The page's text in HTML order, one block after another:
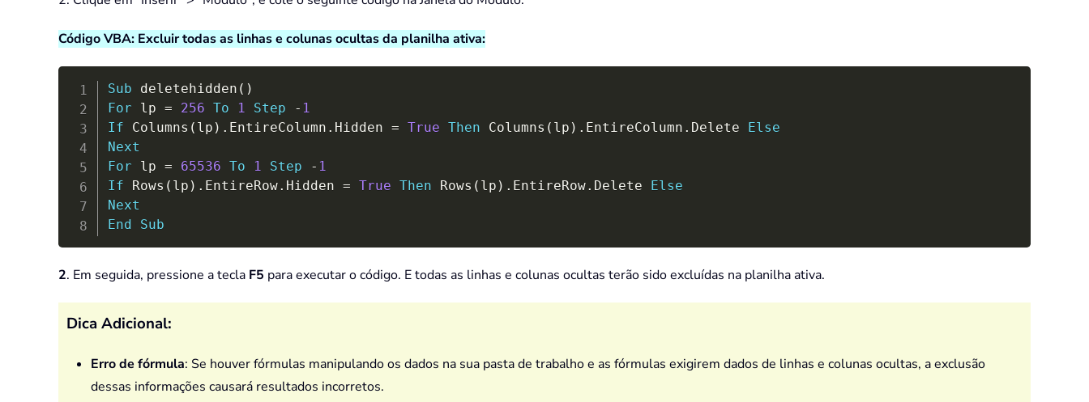
Código VBA: Excluir todas as linhas e colunas ocultas da planilha ativa:
Sub deletehidden ( )
For lp = 256 To 1 Step - 1
If Columns ( lp ) . EntireColumn . Hidden = True Then Columns ( lp ) . EntireColumn . Delete
Else
Next
For lp = 65536 To 1 Step - 1
If Rows ( lp ) . EntireRow. Hidden = True Then Rows ( lp ) . EntireRow. Delete
Else
Next
End
Sub
2. Em seguida, pressione a tecla F5 para executar o código. E todas as linhas e colunas ocultas terão sido excluídas na planilha ativa.
Dica Adicional:
Erro de fórmula: Se houver fórmulas manipulando os dados na sua pasta de trabalho e as fórmulas exigirem dados de linhas e colunas ocultas, a exclusão
dessas informações causará resultados incorretos.